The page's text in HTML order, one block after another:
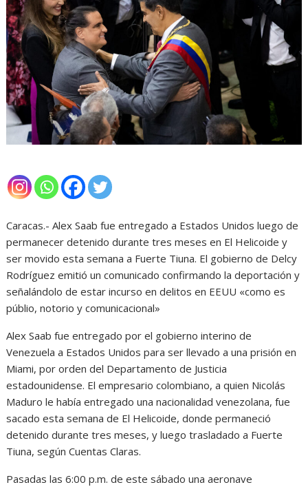
Caracas.- Alex Saab fue entregado a Estados Unidos luego de
permanecer detenido durante tres meses en El Helicoide y
ser movido esta semana a Fuerte Tiuna. El gobierno de Delcy
Rodríguez emitió un comunicado confirmando la deportación y
señalándolo de estar incurso en delitos en EEUU «como es
públio, notorio y comunicacional»
Alex Saab fue entregado por el gobierno interino de
Venezuela a Estados Unidos para ser llevado a una prisión en
Miami, por orden del Departamento de Justicia
estadounidense. El empresario colombiano, a quien Nicolás
Maduro le había entregado una nacionalidad venezolana, fue
sacado esta semana de El Helicoide, donde permaneció
detenido durante tres meses, y luego trasladado a Fuerte
Tiuna, según Cuentas Claras.
Pasadas las 6:00 p.m. de este sábado una aeronave